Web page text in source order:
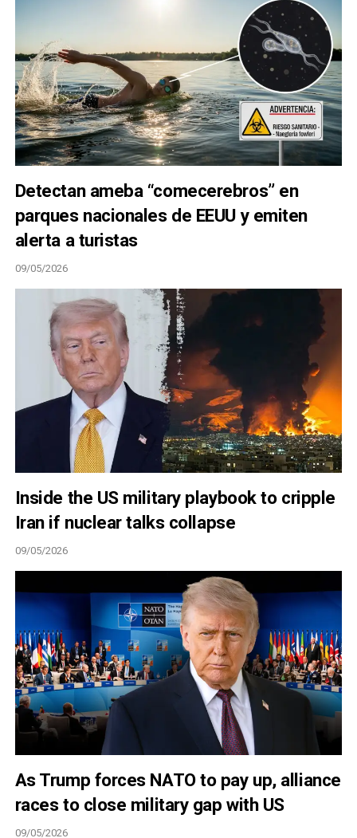
Detectan ameba “comecerebros” en
parques nacionales de EEUU y emiten
alerta a turistas
09/05/2026
Inside the US military playbook to cripple
Iran if nuclear talks collapse
09/05/2026
As Trump forces NATO to pay up, alliance
races to close military gap with US
09/05/2026